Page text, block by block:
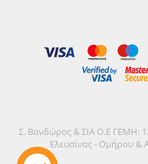
Σ. Βανδώρος & ΣΙΑ Ο.Ε ΓΕΜΗ:
Ελευσίνας - Ομήρου &